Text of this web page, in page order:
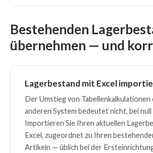
Bestehenden
übernehmen — und
Lagerbestand mit Excel
Der Umstieg von Tabellenkalkulationen
anderen System bedeutet nicht, bei
Importieren Sie Ihren aktuellen
Excel, zugeordnet zu Ihren
Artikeln — üblich bei der